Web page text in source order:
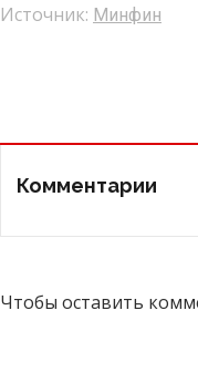
Источник: Минфин
Комментарии
Чтобы оставить